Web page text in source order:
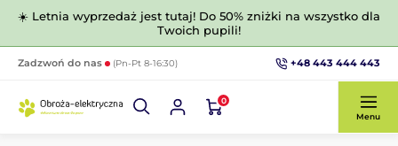
☀️ Letnia wyprzedaż jest tutaj! Do 50% zniżki na wszystko dla
Twoich pupili!
Zadzwoń do nas (Pn-Pt 8-16:30) +48 443 444 443
0
Menu